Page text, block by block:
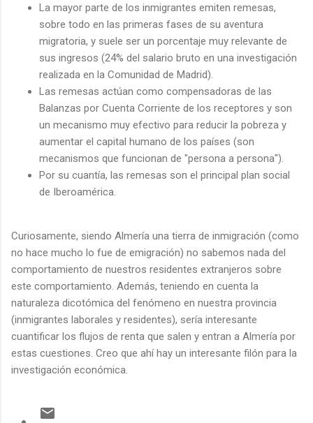
La mayor parte de los inmigrantes emiten remesas,
sobre todo en las primeras fases de su aventura
migratoria, y suele ser un porcentaje muy relevante de
sus ingresos (24% del salario bruto en una investigación
realizada en la Comunidad de Madrid).
Las remesas actúan como compensadoras de las
Balanzas por Cuenta Corriente de los receptores y son
un mecanismo muy efectivo para reducir la pobreza y
aumentar el capital humano de los países (son
mecanismos que funcionan de "persona a persona").
Por su cuantía, las remesas son el principal plan social
de Iberoamérica.
Curiosamente, siendo Almería una tierra de inmigración (como
no hace mucho lo fue de emigración) no sabemos nada del
comportamiento de nuestros residentes extranjeros sobre
este comportamiento. Además, teniendo en cuenta la
naturaleza dicotómica del fenómeno en nuestra provincia
(inmigrantes laborales y residentes), sería interesante
cuantificar los flujos de renta que salen y entran a Almería por
estas cuestiones. Creo que ahí hay un interesante filón para la
investigación económica.